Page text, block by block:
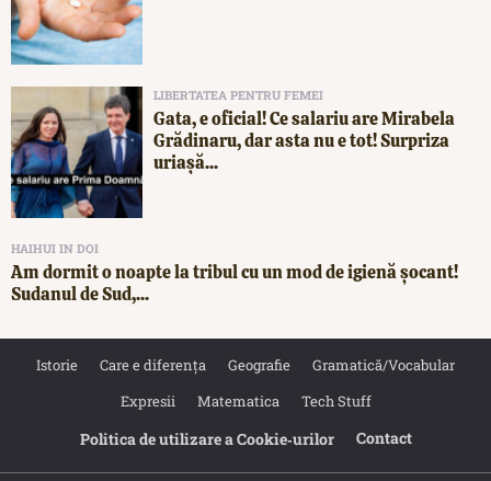
LIBERTATEA PENTRU FEMEI
Gata, e oficial! Ce salariu are Mirabela
Grădinaru, dar asta nu e tot! Surpriza
uriașă...
HAIHUI IN DOI
Am dormit o noapte la tribul cu un mod de igienă șocant!
Sudanul de Sud,...
Istorie Care e diferența Geografie
Gramatică/Vocabular
Expresii
Matematica Tech Stuff
Politica de utilizare a Cookie‐urilor Contact